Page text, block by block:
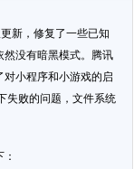
新，修复了一些已知
然没有暗黑模式。腾讯
小程序和小游戏的启
失败的问题，文件系统